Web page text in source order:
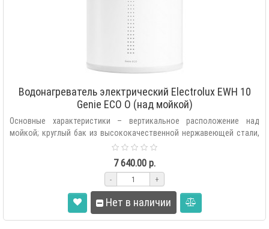
Водонагреватель электрический Electrolux EWH 10
Genie ECO O (над мойкой)
Основные характеристики – вертикальное расположение над
мойкой; круглый бак из высококачественной нержавеющей стали,
7 640.00 р.
- +
Нет в наличии